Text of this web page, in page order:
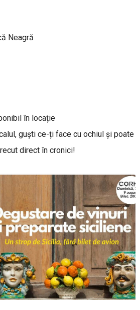
Neagră
în locație
guști ce-ți face cu ochiul și poate
direct în cronici!